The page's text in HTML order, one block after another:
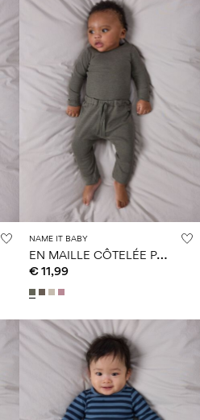
NAME IT BABY
E
N MAILLE CÔTELÉE PANTALON
€ 11,99